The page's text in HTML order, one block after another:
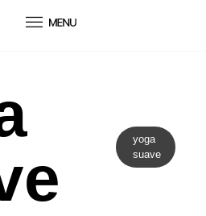
yoga
suave